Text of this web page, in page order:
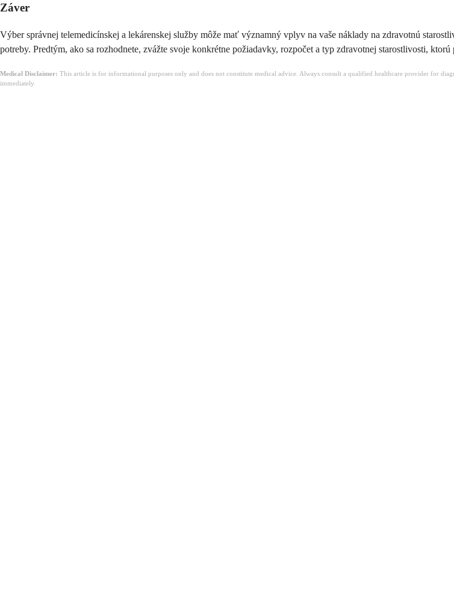
Záver
Výber správnej telemedicínskej a lekárenskej služby môže mať významný vplyv na vaše náklady na zdravotnú
potreby. Predtým, ako sa rozhodnete, zvážte svoje konkrétne požiadavky, rozpočet a typ zdravotnej starostlivosti, ktorú
Medical Disclaimer: This article is for informational purposes only and does not constitute medical advice. Always consult a qualified healthcare provider for
immediately.